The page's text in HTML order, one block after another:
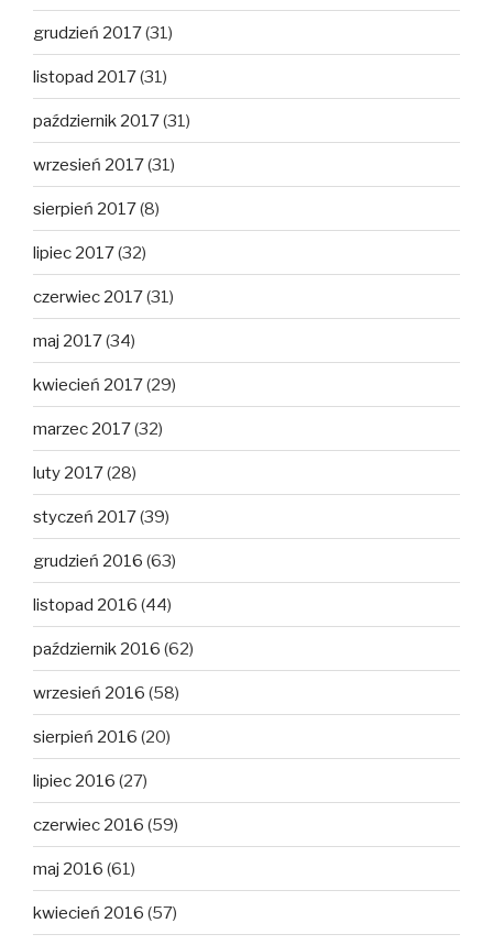
grudzień 2017(31)
listopad 2017(31)
październik 2017(31)
wrzesień 2017(31)
sierpień 2017(8)
lipiec 2017(32)
czerwiec 2017(31)
maj 2017(34)
kwiecień 2017(29)
marzec 2017(32)
luty 2017(28)
styczeń 2017(39)
grudzień 2016 (63)
listopad 2016 (44)
październik 2016 (62)
wrzesień 2016 (58)
sierpień 2016 (20)
lipiec 2016 (27)
czerwiec 2016 (59)
maj 2016 (61)
kwiecień 2016 (57)